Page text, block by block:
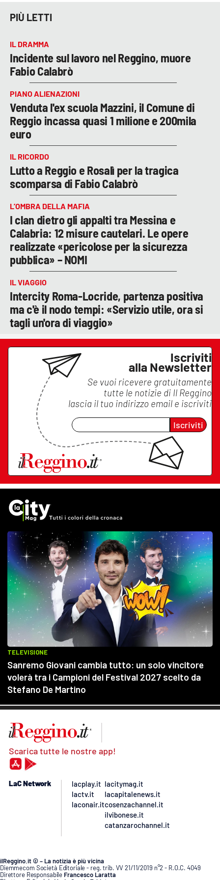
PIÙ LETTI
IL DRAMMA
Incidente sul lavoro nel Reggino, muore
Fabio Calabrò
PIANO ALIENAZIONI
Venduta l'ex scuola Mazzini, il Comune di
Reggio incassa quasi 1 milione e 200mila
euro
IL RICORDO
Lutto a Reggio e Rosalì per la tragica
scomparsa di Fabio Calabrò
L’OMBRA DELLA MAFIA
I clan dietro gli appalti tra Messina e
Calabria: 12 misure cautelari. Le opere
realizzate «pericolose per la sicurezza
pubblica» – NOMI
IL VIAGGIO
Intercity Roma-Locride, partenza positiva
ma c'è il nodo tempi: «Servizio utile, ora si
tagli un'ora di viaggio»
Iscriviti
alla Newsletter
Se vuoi ricevere gratuitamente
tutte le notizie di Il Reggino
lascia il tuo indirizzo email e iscriviti
Iscriviti
Scarica tutte le nostre app!
LaC Network
lacplay.it
lactv.it
laconair.it
lacitymag.it
lacapitalenews.it
cosenzachannel.it
ilvibonese.it
catanzarochannel.it
ilReggino.it © – La notizia è più vicina
Diemmecom Società Editoriale - reg. trib. VV 21/11/2019 n°2 - R.O.C. 4049
Direttore Responsabile Francesco Laratta